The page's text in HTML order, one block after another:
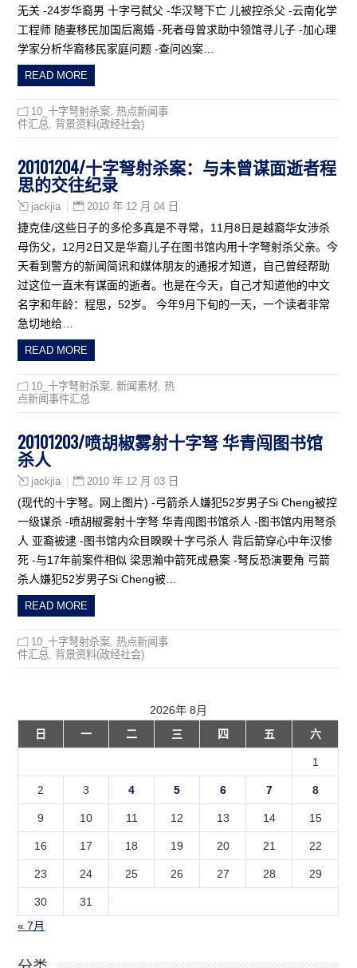
无关 -24岁华裔男 十字弓弑父 -华汉弩下亡 儿被控杀父 -云南化学
工程师 随妻移民加国后离婚 -死者母曾求助中领馆寻儿子 -加心理
学家分析华裔移民家庭问题 -查问凶案…
READ MORE
10_十字弩射杀案 ,热点新闻事
件汇总
背景资料(政经社会)
20101204/十字弩射杀案：与未曾谋面逝者程
思的交往纪录
jackjia 2010 年 12 月 04 日
捷克佳/这些日子的多伦多真是不寻常，11月8日是越裔华女涉杀
母伤父，12月2日又是华裔儿子在图书馆内用十字弩射杀父亲。今
天看到警方的新闻简讯和媒体朋友的通报才知道，自己曾经帮助
过这位一直未有谋面的逝者。也是在今天，自己才知道他的中文
名字和年龄：程思，52岁。 今年9月下旬的一天，一个读者非常
急切地给…
READ MORE
10_十字弩射杀案 ,新闻素材 ,热
点新闻事件汇总
20101203/喷胡椒雾射十字弩 华青闯图书馆
杀人
jackjia 2010 年 12 月 03 日
(现代的十字弩。网上图片) -弓箭杀人嫌犯52岁男子Si Cheng被控
一级谋杀 -喷胡椒雾射十字弩 华青闯图书馆杀人 -图书馆内用弩杀
人 亚裔被逮 -图书馆内众目睽睽十字弓杀人 背后箭穿心中年汉惨
死 -与17年前案件相似 梁思瀚中箭死成悬案 -弩反恐演要角 弓箭
杀人嫌犯52岁男子Si Cheng被…
READ MORE
10_十字弩射杀案 ,热点新闻事
件汇总
背景资料(政经社会)
2026年 8月
日
一 二 三 四 五 六
1
2 3 4 5 6 7 8
9 10 11 12 13 14 15
16 17 18 19 20 21 22
23 24 25 26 27 28 29
30
31
« 7月